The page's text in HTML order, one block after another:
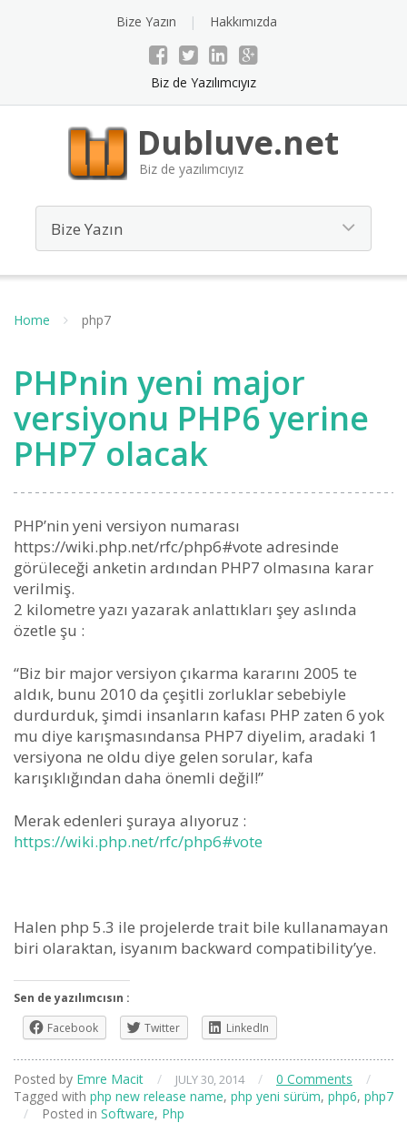
Bize Yazın Hakkımızda
Biz de Yazılımcıyız
Dubluve.net
Biz de yazılımcıyız
Home php7
PHPnin yeni major
versiyonu PHP6 yerine
PHP7 olacak
PHP’nin yeni versiyon numarası
https://wiki.php.net/rfc/php6#vote adresinde
görüleceği anketin ardından PHP7 olmasına karar
verilmiş.
2 kilometre yazı yazarak anlattıkları şey aslında
özetle şu :
“Biz bir major versiyon çıkarma kararını 2005 te
aldık, bunu 2010 da çeşitli zorluklar sebebiyle
durdurduk, şimdi insanların kafası PHP zaten 6 yok
mu diye karışmasındansa PHP7 diyelim, aradaki 1
versiyona ne oldu diye gelen sorular, kafa
karışıklığından daha önemli değil!”
Merak edenleri şuraya alıyoruz :
https://wiki.php.net/rfc/php6#vote
Halen php 5.3 ile projelerde trait bile kullanamayan
biri olaraktan, isyanım backward compatibility’ye.
Sen de yazılımcısın :
Facebook
Twitter LinkedIn
Posted by Emre Macit / JULY 30, 2014 / 0 Comments
/
Tagged with php new release name, php yeni sürüm, php6, php7
/
Posted in Software, Php